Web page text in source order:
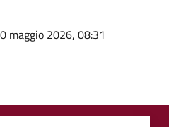
maggio 2026, 08:31